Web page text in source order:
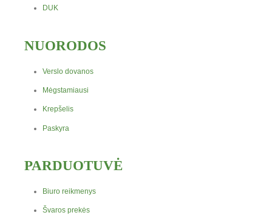
DUK
NUORODOS
Verslo dovanos
Mėgstamiausi
Krepšelis
Paskyra
PARDUOTUVĖ
Biuro reikmenys
Švaros prekės